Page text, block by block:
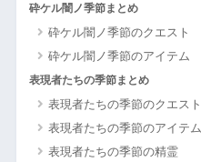
砕ケル闇ノ季節まとめ
砕ケル闇ノ季節のクエスト
砕ケル闇ノ季節のアイテム
表現者たちの季節まとめ
表現者たちの季節のクエスト
表現者たちの季節のアイテム
表現者たちの季節の精霊